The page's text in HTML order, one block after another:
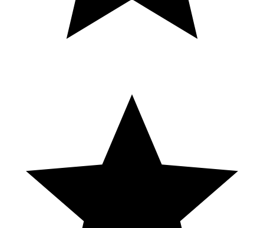
Get Vegas Deals Sent to You For Free!
https://www.jacobslifeinvegas.com/ This video is not to be
reproduced without prior authorization. The original YouTube video
may be distributed & embedded, if required. DISCLAIMER: This
video and description contains affiliate links, which means that if
you click on one of the product links, I’ll receive a small
commission. This helps support the channel and allows us to
continue to make videos like this. Thank you for the support!
JacobsLifeinVegas LLC - All Rights Reserved.
Vegas X Casino Login | México | Las Vegas Vegas Strip Fremont